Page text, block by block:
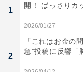
1
開！ ばっさりカ
2026/01/27
2
「これはお金の
急”投稿に反響